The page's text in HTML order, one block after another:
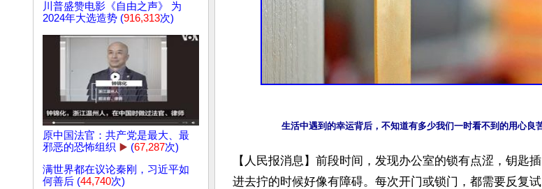
川普盛赞电影《自由之声》 为
2024年大选造势 (916,313次)
原中国法官：共产党是最大、最
邪恶的恐怖组织 ▶️ (67,287次)
满世界都在议论秦刚，习近平如
何善后 (44,740次)
【人民报消息】前段时间，发现办公室的锁有点涩，钥匙插
进去拧的时候好像有障碍。每次开门或锁门，都需要反复试